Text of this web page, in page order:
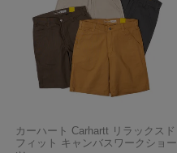
カーハート Carhartt リラックスド
フィット キャンバスワークショー